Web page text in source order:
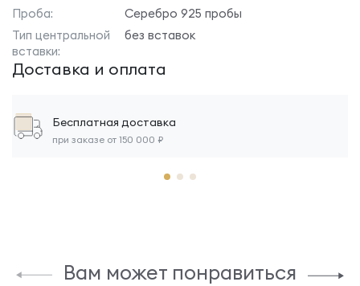
Проба:
Серебро 925 пробы
Тип центральной
вставки:
без вставок
Доставка и оплата
Бесплатная доставка
при заказе от 150 000 ₽
Вам может понравиться